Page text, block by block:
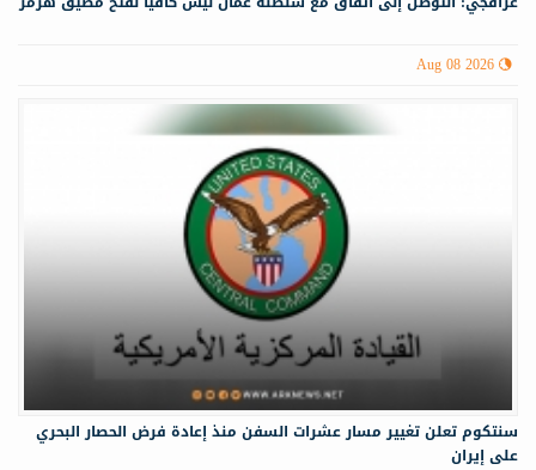
Aug 08 2026
سنتكوم تعلن تغيير مسار عشرات السفن منذ إعادة فرض الحصار البحري
على إيران